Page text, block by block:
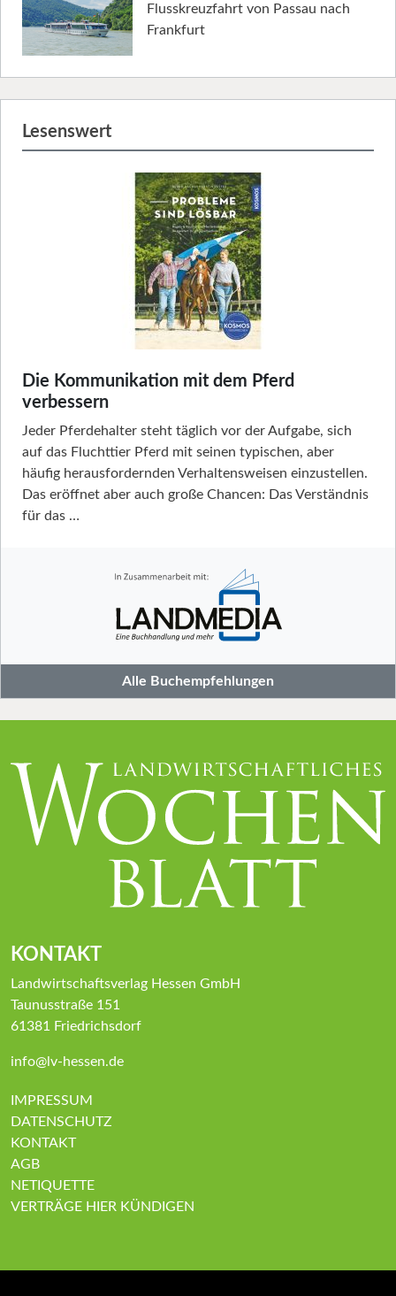
Flusskreuzfahrt von Passau nach
Frankfurt
Lesenswert
Die Kommunikation mit dem Pferd
verbessern
Jeder Pferdehalter steht täglich vor der Aufgabe, sich
auf das Fluchttier Pferd mit seinen typischen, aber
häufig herausfordernden Verhaltensweisen einzustellen.
Das eröffnet aber auch große Chancen: Das Verständnis
für das …
Alle Buchempfehlungen
KONTAKT
Landwirtschaftsverlag Hessen GmbH
Taunusstraße 151
61381 Friedrichsdorf
info@lv-hessen.de
IMPRESSUM
DATENSCHUTZ
KONTAKT
AGB
NETIQUETTE
VERTRÄGE HIER KÜNDIGEN